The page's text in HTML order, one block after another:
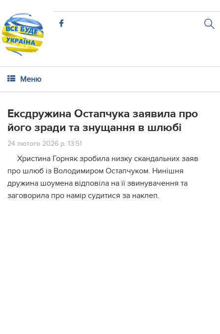
Меню
Ексдружина Остапчука заявила про
його зради та знущання в шлюбі
24 лютого 2026 р. 13:51
Христина Горняк зробила низку скандальних заяв
про шлюб із Володимиром Остапчуком. Нинішня
дружина шоумена відповіла на її звинувачення та
заговорила про намір судитися за наклеп.